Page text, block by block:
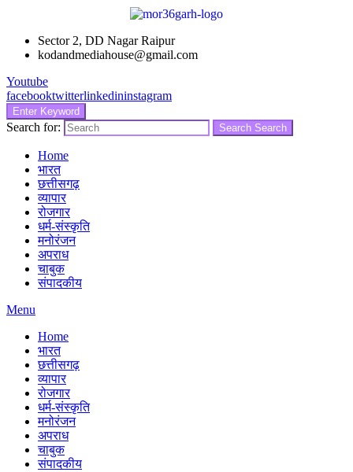
Sector 2, DD Nagar Raipur
kodandmediahouse@gmail.com
Youtube
facebooktwitterlinkedininstagram
Enter Keyword
Search for: Search Search
Home
भारत
छत्तीसगढ़
व्यापार
रोजगार
धर्म-संस्कृति
मनोरंजन
अपराध
चाबुक
संपादकीय
Menu
Home
भारत
छत्तीसगढ़
व्यापार
रोजगार
धर्म-संस्कृति
मनोरंजन
अपराध
चाबुक
संपादकीय